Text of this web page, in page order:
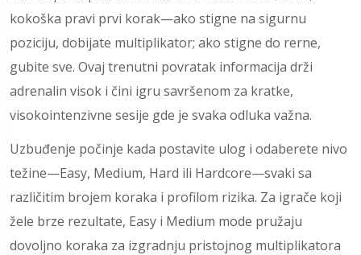
kokoška pravi prvi korak—ako stigne na sigurnu
poziciju, dobijate multiplikator; ako stigne do rerne,
gubite sve. Ovaj trenutni povratak informacija drži
adrenalin visok i čini igru savršenom za kratke,
visokointenzivne sesije gde je svaka odluka važna.
Uzbuđenje počinje kada postavite ulog i odaberete nivo
težine—Easy, Medium, Hard ili Hardcore—svaki sa
različitim brojem koraka i profilom rizika. Za igrače koji
žele brze rezultate, Easy i Medium mode pružaju
dovoljno koraka za izgradnju pristojnog multiplikatora